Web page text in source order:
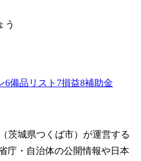
う
6備品リスト 7損益8補助金
茨城県つくば市）が運営する
庁・自治体の公開情報や日本